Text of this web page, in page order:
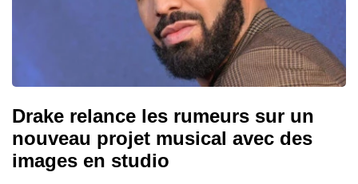
Drake relance les rumeurs sur un
nouveau projet musical avec des
images en studio